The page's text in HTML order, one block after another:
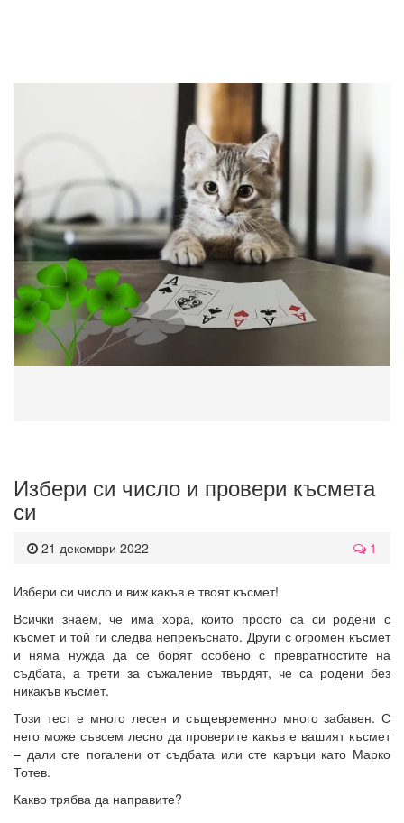
Избери си число и провери късмета
си
21 декември 2022 1
Избери си число и виж какъв е твоят късмет!
Всички знаем, че има хора, които просто са си родени с
късмет и той ги следва непрекъснато. Други с огромен късмет
и няма нужда да се борят особено с превратностите на
съдбата, а трети за съжаление твърдят, че са родени без
никакъв късмет.
Този тест е много лесен и същевременно много забавен. С
него може съвсем лесно да проверите какъв е вашият късмет
– дали сте погалени от съдбата или сте каръци като Марко
Тотев.
Какво трябва да направите?